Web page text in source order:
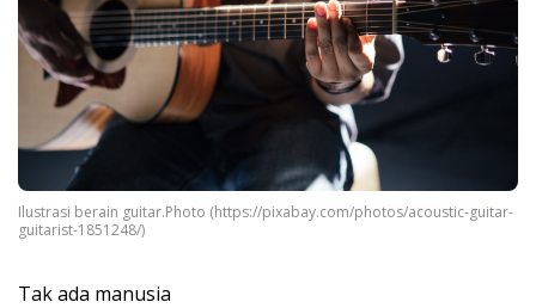
Ilustrasi berain guitar.Photo (https://pixabay.com/photos/acoustic-guitar-
guitarist-1851248/)
Tak ada manusia